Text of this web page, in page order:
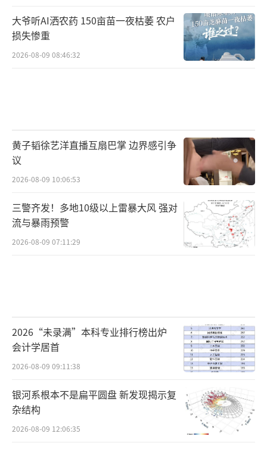
大爷听AI洒农药 150亩苗一夜枯萎 农户
损失惨重
2026-08-09 08:46:32
黄子韬徐艺洋直播互扇巴掌 边界感引争
议
2026-08-09 10:06:53
三警齐发！多地10级以上雷暴大风 强对
流与暴雨预警
2026-08-09 07:11:29
2026“未录满”本科专业排行榜出炉
会计学居首
2026-08-09 09:11:38
银河系根本不是扁平圆盘 新发现揭示复
杂结构
2026-08-09 12:06:35